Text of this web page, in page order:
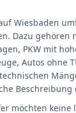
Wiesbaden
Dazu gehören
PKW mit
Autos ohne
Beschreibung
möchten keine